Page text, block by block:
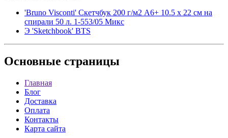
'Bruno Visconti' Скетчбук 200 г/м2 A6+ 10.5 х 22 см на
спирали 50 л. 1-553/05 Микс
Э 'Sketchbook' BTS
Основные страницы
Главная
Блог
Доставка
Оплата
Контакты
Карта сайта